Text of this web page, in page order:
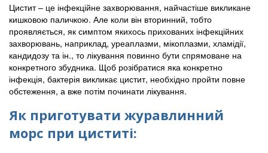
Цистит – це інфекційне захворювання, найчастіше викликане
кишковою паличкою. Але коли він вторинний, тобто
проявляється, як симптом якихось прихованих інфекційних
захворювань, наприклад, уреаплазми, мікоплазми, хламідії,
кандидозу та ін., то лікування повинно бути спрямоване на
конкретного збудника. Щоб розібратися яка конкретно
інфекція, бактерія викликає цистит, необхідно пройти повне
обстеження, а вже потім починати лікування.
Як приготувати журавлинний
морс при циститі: